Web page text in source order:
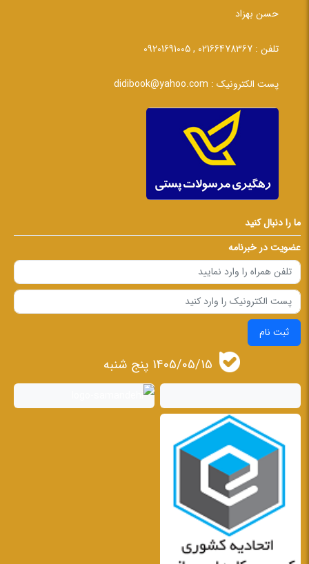
حسن بهزاد
تلفن : 02166478367 , 09201691005
پست الکترونیک : didibook@yahoo.com
ما را دنبال کنید
عضویت در خبرنامه
ثبت نام
1405/05/15 پنج شنبه